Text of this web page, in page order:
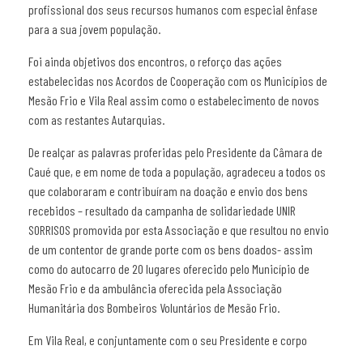
profissional dos seus recursos humanos com especial ênfase
para a sua jovem população.
Foi ainda objetivos dos encontros, o reforço das ações
estabelecidas nos Acordos de Cooperação com os Municípios de
Mesão Frio e Vila Real assim como o estabelecimento de novos
com as restantes Autarquias.
De realçar as palavras proferidas pelo Presidente da Câmara de
Caué que, e em nome de toda a população, agradeceu a todos os
que colaboraram e contribuíram na doação e envio dos bens
recebidos – resultado da campanha de solidariedade UNIR
SORRISOS promovida por esta Associação e que resultou no envio
de um contentor de grande porte com os bens doados- assim
como do autocarro de 20 lugares oferecido pelo Município de
Mesão Frio e da ambulância oferecida pela Associação
Humanitária dos Bombeiros Voluntários de Mesão Frio.
Em Vila Real, e conjuntamente com o seu Presidente e corpo